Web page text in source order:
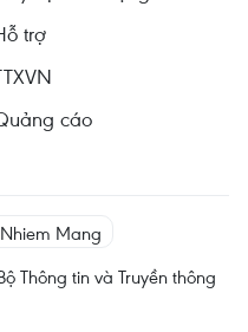
trợ
cáo
Thông tin và Truyền thông